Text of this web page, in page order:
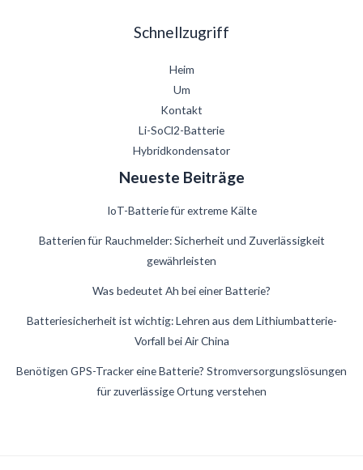
Schnellzugriff
Heim
Um
Kontakt
Li-SoCl2-Batterie
Hybridkondensator
Neueste Beiträge
IoT-Batterie für extreme Kälte
Batterien für Rauchmelder: Sicherheit und Zuverlässigkeit
gewährleisten
Was bedeutet Ah bei einer Batterie?
Batteriesicherheit ist wichtig: Lehren aus dem Lithiumbatterie-
Vorfall bei Air China
Benötigen GPS-Tracker eine Batterie? Stromversorgungslösungen
für zuverlässige Ortung verstehenSpanish
French
Danish